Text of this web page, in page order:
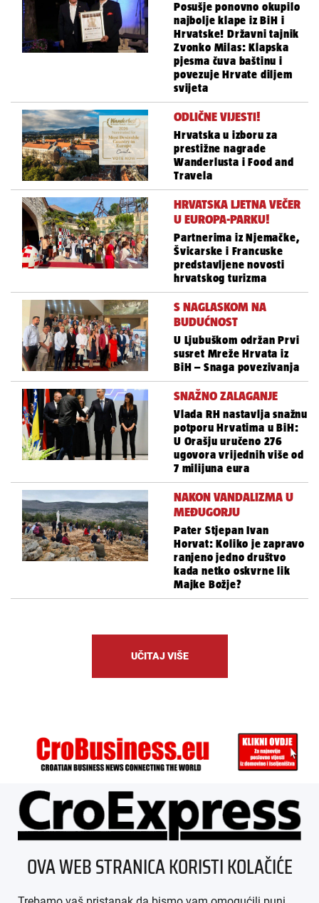
Posušje ponovno okupilo
najbolje klape iz BiH i
Hrvatske! Državni tajnik
Zvonko Milas: Klapska
pjesma čuva baštinu i
povezuje Hrvate diljem
svijeta
ODLIČNE VIJESTI!
Hrvatska u izboru za
prestižne nagrade
Wanderlusta i Food and
Travela
HRVATSKA LJETNA VEČER
U EUROPA-PARKU!
Partnerima iz Njemačke,
Švicarske i Francuske
predstavljene novosti
hrvatskog turizma
S NAGLASKOM NA
BUDUĆNOST
U Ljubuškom održan Prvi
susret Mreže Hrvata iz
BiH – Snaga povezivanja
SNAŽNO ZALAGANJE
Vlada RH nastavlja snažnu
potporu Hrvatima u BiH:
U Orašju uručeno 276
ugovora vrijednih više od
7 milijuna eura
NAKON VANDALIZMA U
MEĐUGORJU
Pater Stjepan Ivan
Horvat: Koliko je zapravo
ranjeno jedno društvo
kada netko oskvrne lik
Majke Božje?
UČITAJ VIŠE
ÜBER UNS
IMPRESSUM
OVA WEB STRANICA KORISTI KOLAČIĆE